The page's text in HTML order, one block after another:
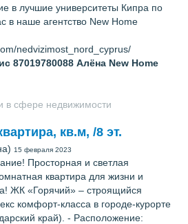
в лучшие университеты Кипра по
в наше агентство New Home
nedvizimost_nord_cyprus/
87019780088 Алёна New Home
в сфере недвижимости
кв.м, /8 эт.
15 февраля 2023
Просторная и светлая
квартира для жизни и
ЖК «Горячий» – строящийся
комфорт-класса в городе-курорте
край). - Расположение: